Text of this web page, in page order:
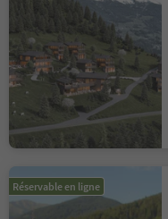
Réservable en ligne